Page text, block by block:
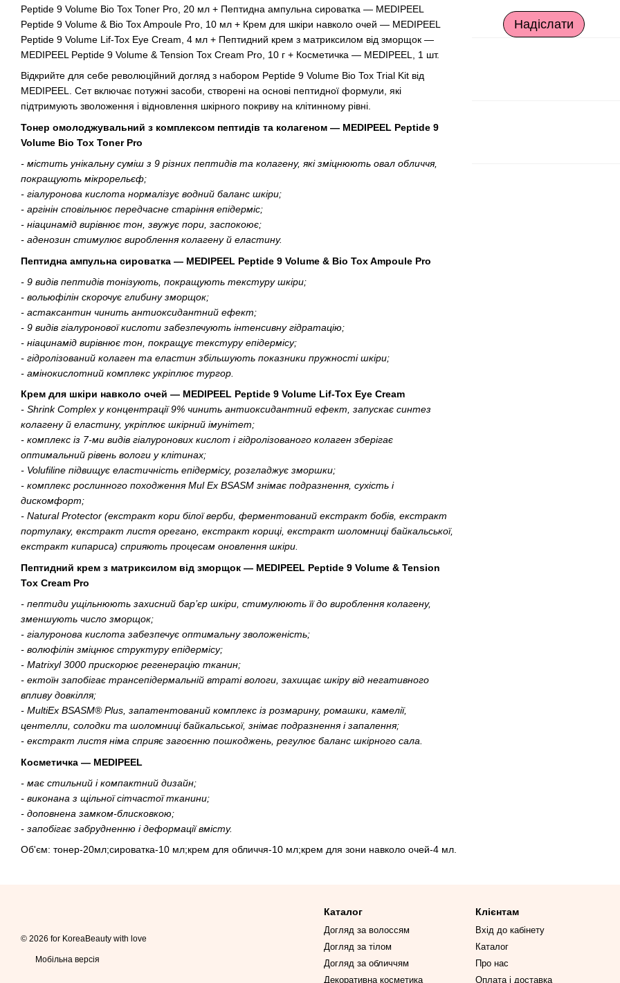
Peptide 9 Volume Bio Tox Toner Pro, 20 мл + Пептидна ампульна сироватка — MEDIPEEL
Peptide 9 Volume & Bio Tox Ampoule Pro, 10 мл + Крем для шкіри навколо очей — MEDIPEEL
Peptide 9 Volume Lif-Tox Eye Cream, 4 мл + Пептидний крем з матриксилом від зморщок —
MEDIPEEL Peptide 9 Volume & Tension Tox Cream Pro, 10 г + Косметичка — MEDIPEEL, 1 шт.
Відкрийте для себе революційний догляд з набором Peptide 9 Volume Bio Tox Trial Kit від
MEDIPEEL. Сет включає потужні засоби, створені на основі пептидної формули, які
підтримують зволоження і відновлення шкірного покриву на клітинному рівні.
Тонер омолоджувальний з комплексом пептидів та колагеном — MEDIPEEL Peptide 9
Volume Bio Tox Toner Pro
- містить унікальну суміш з 9 різних пептидів та колагену, які зміцнюють овал обличчя,
покращують мікрорельєф;
- гіалуронова кислота нормалізує водний баланс шкіри;
- аргінін сповільнює передчасне старіння епідерміс;
- ніацинамід вирівнює тон, звужує пори, заспокоює;
- аденозин стимулює вироблення колагену й еластину.
Пептидна ампульна сироватка — MEDIPEEL Peptide 9 Volume & Bio Tox Ampoule Pro
- 9 видів пептидів тонізують, покращують текстуру шкіри;
- вольюфілін скорочує глибину зморщок;
- астаксантин чинить антиоксидантний ефект;
- 9 видів гіалуронової кислоти забезпечують інтенсивну гідратацію;
- ніацинамід вирівнює тон, покращує текстуру епідермісу;
- гідролізований колаген та еластин збільшують показники пружності шкіри;
- амінокислотний комплекс укріплює тургор.
Крем для шкіри навколо очей — MEDIPEEL Peptide 9 Volume Lif-Tox Eye Cream
- Shrink Complex у концентрації 9% чинить антиоксидантний ефект, запускає синтез
колагену й еластину, укріплює шкірний імунітет;
- комплекс із 7-ми видів гіалуронових кислот і гідролізованого колаген зберігає
оптимальний рівень вологи у клітинах;
- Volufiline підвищує еластичність епідермісу, розгладжує зморшки;
- комплекс рослинного походження Mul Ex BSASM знімає подразнення, сухість і
дискомфорт;
- Natural Protector (екстракт кори білої верби, ферментований екстракт бобів, екстракт
портулаку, екстракт листя орегано, екстракт кориці, екстракт шоломниці байкальської,
екстракт кипариса) сприяють процесам оновлення шкіри.
Пептидний крем з матриксилом від зморщок — MEDIPEEL Peptide 9 Volume & Tension
Tox Cream Pro
- пептиди ущільнюють захисний бар’єр шкіри, стимулюють її до вироблення колагену,
зменшують число зморщок;
- гіалуронова кислота забезпечує оптимальну зволоженість;
- волюфілін зміцнює структуру епідермісу;
- Matrixyl 3000 прискорює регенерацію тканин;
- ектоїн запобігає трансепідермальній втраті вологи, захищає шкіру від негативного
впливу довкілля;
- MultiEx BSASM® Plus, запатентований комплекс із розмарину, ромашки, камелії,
центелли, солодки та шоломниці байкальської, знімає подразнення і запалення;
- екстракт листя німа сприяє загоєнню пошкоджень, регулює баланс шкірного сала.
Косметичка — MEDIPEEL
- має стильний і компактний дизайн;
- виконана з щільної сітчастої тканини;
- доповнена замком-блисковкою;
- запобігає забрудненню і деформації вмісту.
Об'єм: тонер-20мл;сироватка-10 мл;крем для обличчя-10 мл;крем для зони навколо очей-4 мл.
Надіслати
© 2026 for KoreaBeauty with love
Мобільна версія
Каталог
Догляд за волоссям
Догляд за тілом
Догляд за обличчям
Декоративна косметика
Клієнтам
Вхід до кабінету
Каталог
Про нас
Оплата і доставка